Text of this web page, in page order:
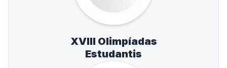
XVIII Olimpíadas
Estudantis